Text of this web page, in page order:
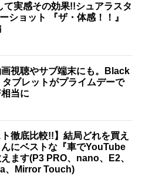
て実感その効果!!シュアラスタ
ョット 『ザ・体感！！』
画視聴やサブ端末にも。Black
ブレットがプライムデーで
当に
ト徹底比較!!】結局どれを買え
にベストな『車でYouTube
ます(P3 PRO、nano、E2、
、Mirror Touch)